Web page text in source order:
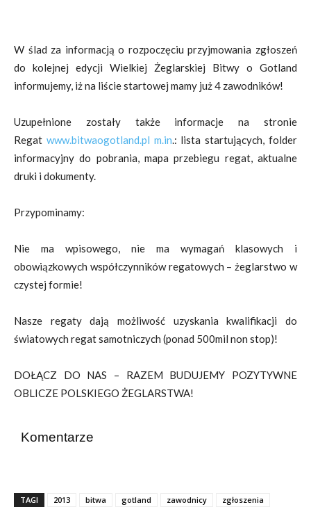
W ślad za informacją o rozpoczęciu przyjmowania zgłoszeń
do kolejnej edycji Wielkiej Żeglarskiej Bitwy o Gotland
informujemy, iż na liście startowej mamy już 4 zawodników!
Uzupełnione zostały także informacje na stronie
Regat www.bitwaogotland.pl m.in.: lista startujących, folder
informacyjny do pobrania, mapa przebiegu regat, aktualne
druki i dokumenty.
Przypominamy:
Nie ma wpisowego, nie ma wymagań klasowych i
obowiązkowych współczynników regatowych – żeglarstwo w
czystej formie!
Nasze regaty dają możliwość uzyskania kwalifikacji do
światowych regat samotniczych (ponad 500mil non stop)!
DOŁĄCZ DO NAS – RAZEM BUDUJEMY POZYTYWNE
OBLICZE POLSKIEGO ŻEGLARSTWA!
Komentarze
TAGI 2013 bitwa gotland zawodnicy zgłoszenia